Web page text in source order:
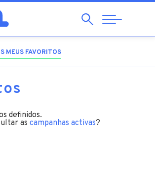
Pesquisar
Abrir
Navegação
MEUS FAVORITOS
definidos.
as campanhas activas?